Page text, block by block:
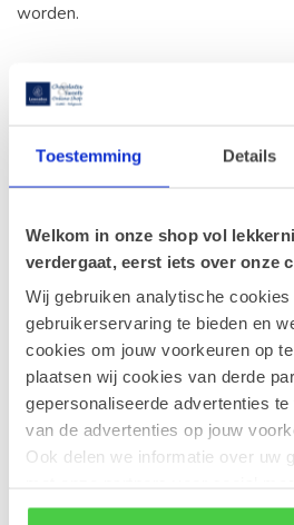
Toestemming Details
Welkom in onze shop vol
verdergaat, eerst iets over onze
Wij gebruiken analytische
gebruikerservaring te bieden en
cookies om jouw voorkeuren op
plaatsen wij cookies van derde
gepersonaliseerde advertenties te
van de advertenties op jouw
Ook delen we informatie over uw
rekening mee dat als je bepaalde
worden.
30-05-2026
Onze
sterspelers!
28-04-2026
Zonnige dagen,
17-04-2026